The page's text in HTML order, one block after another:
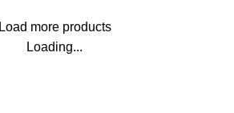
Load more products
Loading...